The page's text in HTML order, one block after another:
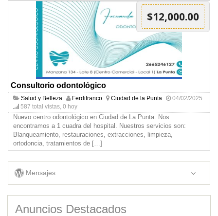
$12,000.00
Consultorio odontológico
Salud y Belleza Ferdifranco Ciudad de la Punta
04/02/2025
587 total vistas, 0 hoy
Nuevo centro odontológico en Ciudad de La Punta. Nos
encontramos a 1 cuadra del hospital. Nuestros servicios son:
Blanqueamiento, restauraciones, extracciones, limpieza,
ortodoncia, tratamientos de […]
Mensajes
Anuncios Destacados